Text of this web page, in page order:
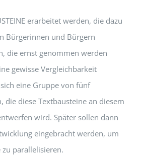
erarbeitet werden, die dazu
Bürgerinnen und Bürgern
die ernst genommen werden
gewisse Vergleichbarkeit
eine Gruppe von fünf
die diese Textbausteine an diesem
wird. Später sollen dann
eingebracht werden, um
zu parallelisieren.